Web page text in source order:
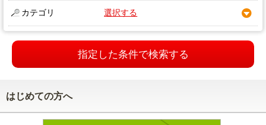
カテゴリ 選択する
指定した条件で検索する
はじめての方へ